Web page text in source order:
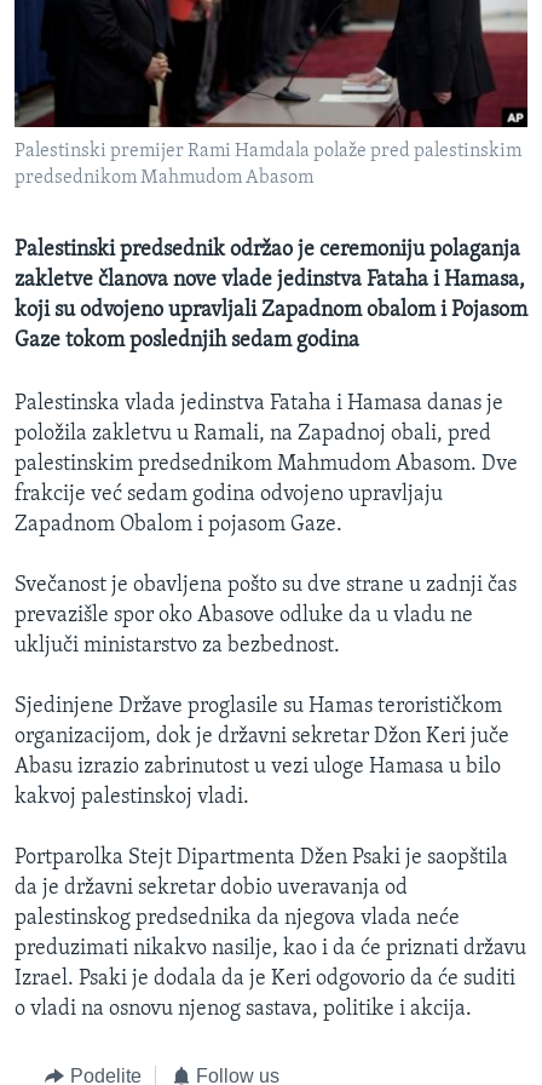
Palestinski premijer Rami Hamdala polaže pred palestinskim
predsednikom Mahmudom Abasom
Palestinski predsednik održao je ceremoniju polaganja
zakletve članova nove vlade jedinstva Fataha i Hamasa,
koji su odvojeno upravljali Zapadnom obalom i Pojasom
Gaze tokom poslednjih sedam godina
Palestinska vlada jedinstva Fataha i Hamasa danas je
položila zakletvu u Ramali, na Zapadnoj obali, pred
palestinskim predsednikom Mahmudom Abasom. Dve
frakcije već sedam godina odvojeno upravljaju
Zapadnom Obalom i pojasom Gaze.
Svečanost je obavljena pošto su dve strane u zadnji čas
prevazišle spor oko Abasove odluke da u vladu ne
uključi ministarstvo za bezbednost.
Sjedinjene Države proglasile su Hamas terorističkom
organizacijom, dok je državni sekretar Džon Keri juče
Abasu izrazio zabrinutost u vezi uloge Hamasa u bilo
kakvoj palestinskoj vladi.
Portparolka Stejt Dipartmenta Džen Psaki je saopštila
da je državni sekretar dobio uveravanja od
palestinskog predsednika da njegova vlada neće
preduzimati nikakvo nasilje, kao i da će priznati državu
Izrael. Psaki je dodala da je Keri odgovorio da će suditi
o vladi na osnovu njenog sastava, politike i akcija.
Podelite Follow us